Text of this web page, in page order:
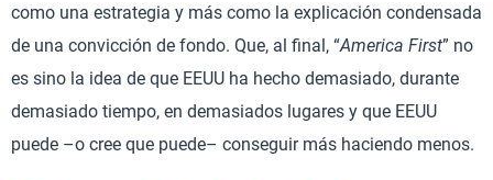
como una estrategia y más como la explicación condensada
de una convicción de fondo. Que, al final, “America First” no
es sino la idea de que EEUU ha hecho demasiado, durante
demasiado tiempo, en demasiados lugares y que EEUU
puede –o cree que puede– conseguir más haciendo menos.